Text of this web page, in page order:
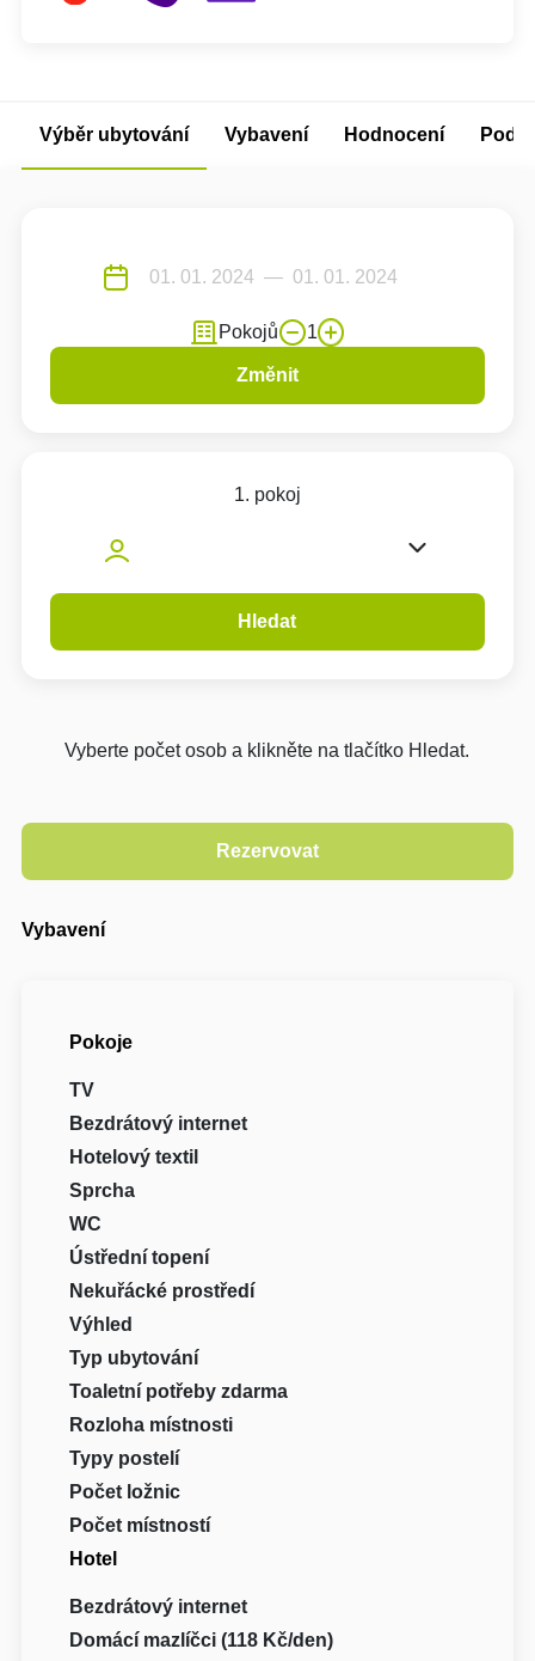
Výběr ubytování Vybavení Hodnocení
Pokojů 1
Změnit
1. pokoj
Hledat
Vyberte počet osob a klikněte na tlačítko Hledat.
Vybavení
Pokoje
TV
Bezdrátový internet
Hotelový textil
Sprcha
WC
Ústřední topení
Nekuřácké prostředí
Výhled
Typ ubytování
Toaletní potřeby zdarma
Rozloha místnosti
Typy postelí
Počet ložnic
Počet místností
Hotel
Bezdrátový internet
Domácí mazlíčci (118 Kč/den)